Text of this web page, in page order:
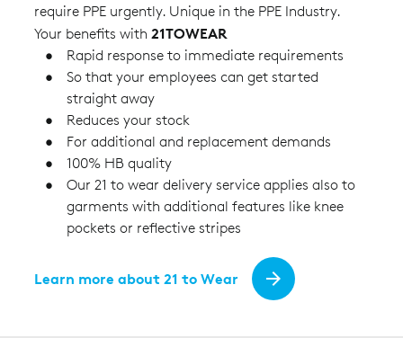
require PPE urgently. Unique in the PPE Industry.
Your benefits with 21TOWEAR
Rapid response to immediate requirements
So that your employees can get started
straight away
Reduces your stock
For additional and replacement demands
100% HB quality
Our 21 to wear delivery service applies also to
garments with additional features like knee
pockets or reflective stripes
Learn more about 21 to Wear